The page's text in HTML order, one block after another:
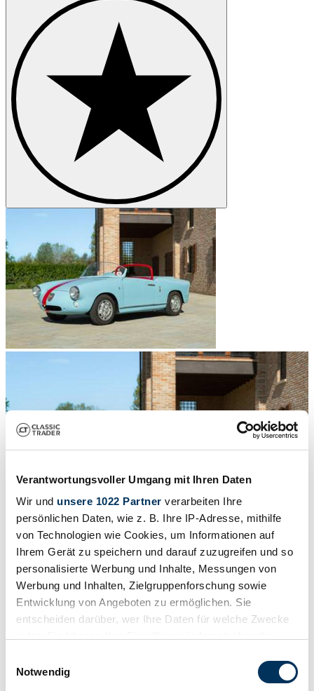
Verantwortungsvoller Umgang mit Ihren Daten
Wir und unsere 1022 Partner verarbeiten Ihre
persönlichen Daten, wie z. B. Ihre IP-Adresse, mithilfe
von Technologien wie Cookies, um Informationen auf
Ihrem Gerät zu speichern und darauf zuzugreifen und so
personalisierte Werbung und Inhalte, Messungen von
Werbung und Inhalten, Zielgruppenforschung sowie
Entwicklung von Angeboten zu ermöglichen. Sie
entscheiden darüber, wer Ihre Daten für welche Zwecke
Trigger Symbol ändern oder widerrufen
Notwendig
/50
1958 | Abarth 750 Allemano Spider
Abarth 750 ALLEMANO SPIDER